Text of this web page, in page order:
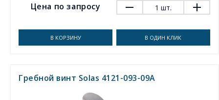
Цена по запросу 1 шт.
В КОРЗИНУ В ОДИН КЛИК
Гребной винт Solas 4121-093-09A